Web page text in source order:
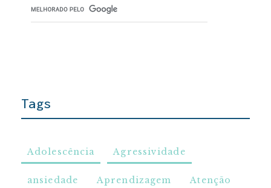
Tags
Adolescência Agressividade
ansiedade Aprendizagem Atenção